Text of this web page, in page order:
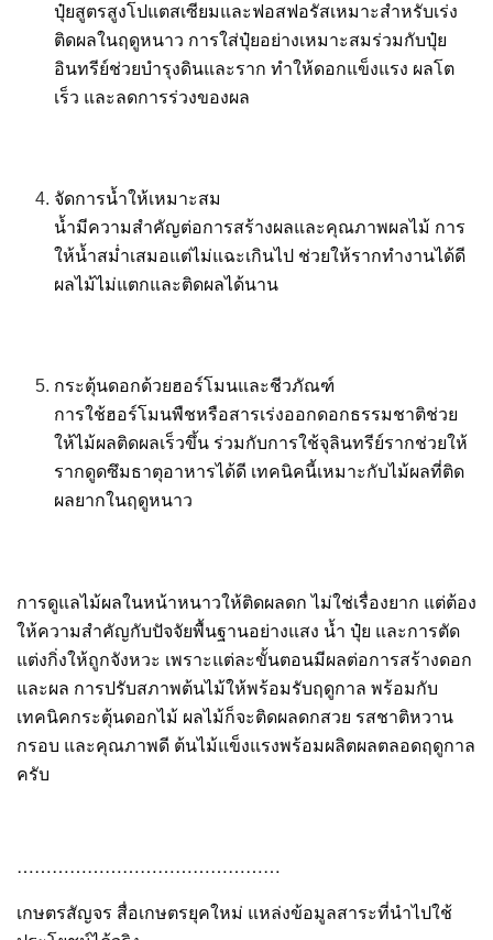
ปุ๋ยสูตรสูงโปแตสเซียมและฟอสฟอรัสเหมาะสำหรับเร่ง
ติดผลในฤดูหนาว การใส่ปุ๋ยอย่างเหมาะสมร่วมกับปุ๋ย
อินทรีย์ช่วยบำรุงดินและราก ทำให้ดอกแข็งแรง ผลโต
เร็ว และลดการร่วงของผล
จัดการน้ำให้เหมาะสม
น้ำมีความสำคัญต่อการสร้างผลและคุณภาพผลไม้ การ
ให้น้ำสม่ำเสมอแต่ไม่แฉะเกินไป ช่วยให้รากทำงานได้ดี
ผลไม้ไม่แตกและติดผลได้นาน
กระตุ้นดอกด้วยฮอร์โมนและชีวภัณฑ์
การใช้ฮอร์โมนพืชหรือสารเร่งออกดอกธรรมชาติช่วย
ให้ไม้ผลติดผลเร็วขึ้น ร่วมกับการใช้จุลินทรีย์รากช่วยให้
รากดูดซึมธาตุอาหารได้ดี เทคนิคนี้เหมาะกับไม้ผลที่ติด
ผลยากในฤดูหนาว
การดูแลไม้ผลในหน้าหนาวให้ติดผลดก ไม่ใช่เรื่องยาก แต่ต้อง
ให้ความสำคัญกับปัจจัยพื้นฐานอย่างแสง น้ำ ปุ๋ย และการตัด
แต่งกิ่งให้ถูกจังหวะ เพราะแต่ละขั้นตอนมีผลต่อการสร้างดอก
และผล การปรับสภาพต้นไม้ให้พร้อมรับฤดูกาล พร้อมกับ
เทคนิคกระตุ้นดอกไม้ ผลไม้ก็จะติดผลดกสวย รสชาติหวาน
กรอบ และคุณภาพดี ต้นไม้แข็งแรงพร้อมผลิตผลตลอดฤดูกาล
ครับ
………………………………………
เกษตรสัญจร สื่อเกษตรยุคใหม่ แหล่งข้อมูลสาระที่นำไปใช้